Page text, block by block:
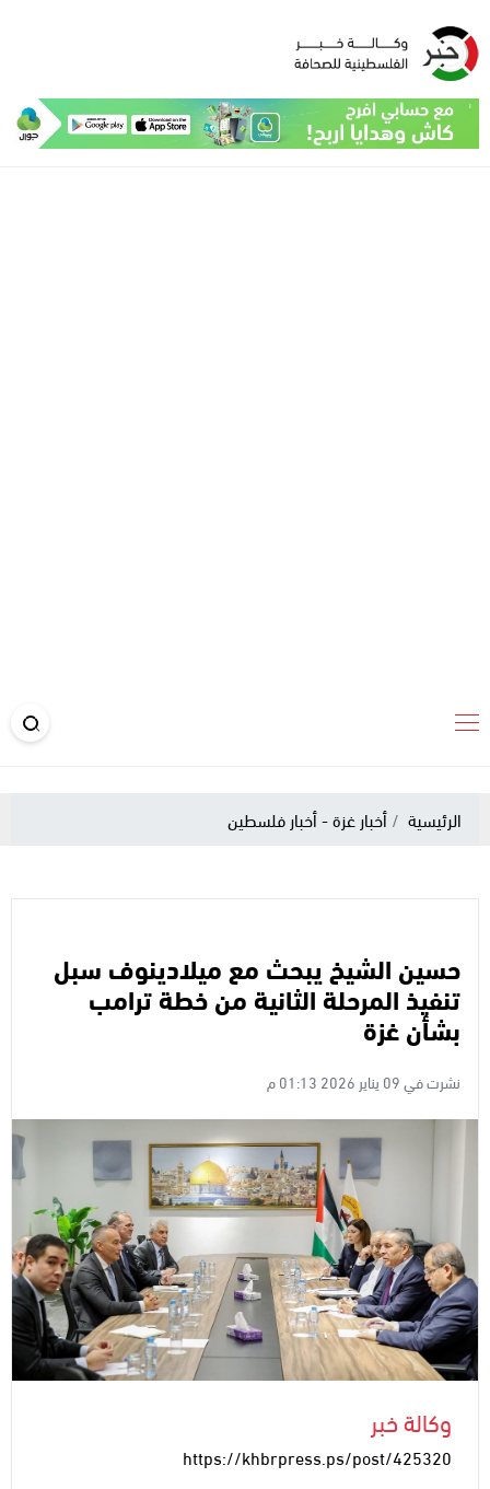
الرئيسية أخبار غزة - أخبار فلسطين
حسين الشيخ يبحث مع ميلادينوف سبل
تنفيذ المرحلة الثانية من خطة ترامب
بشأن غزة
نشرت في 09 يناير 2026 01:13 م
وكالة خبر
https://khbrpress.ps/post/425320